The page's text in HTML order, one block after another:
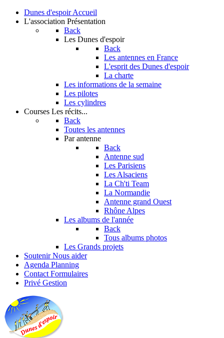
Dunes d'espoir Accueil
L'association Présentation
Back
Les Dunes d'espoir
Back
Les antennes en France
L'esprit des Dunes d'espoir
La charte
Les informations de la semaine
Les pilotes
Les cylindres
Courses Les récits...
Back
Toutes les antennes
Par antenne
Back
Antenne sud
Les Parisiens
Les Alsaciens
La Ch'ti Team
La Normandie
Antenne grand Ouest
Rhône Alpes
Les albums de l'année
Back
Tous albums photos
Les Grands projets
Soutenir Nous aider
Agenda Planning
Contact Formulaires
Privé Gestion